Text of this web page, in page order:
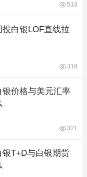
513
白银LOF直线拉
318
价格与美元汇率
321
T+D与白银期货